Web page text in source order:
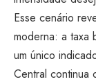
Esse cenário
moderna: a taxa
um único
Central continua